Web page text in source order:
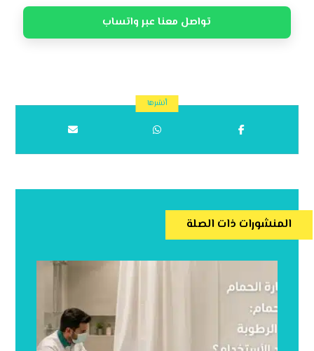
تواصل معنا عبر واتساب
المنشورات ذات الصلة